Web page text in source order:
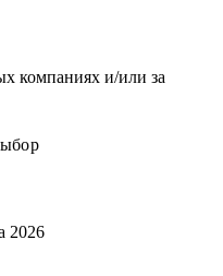
компаниях и/или за
2026